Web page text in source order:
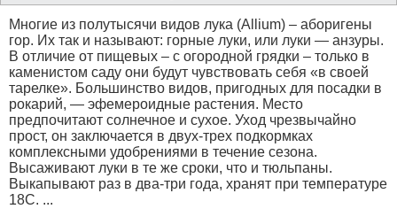
Многие из полутысячи видов лука (Allium) – аборигены
гор. Их так и называют: горные луки, или луки — анзуры.
В отличие от пищевых – с огородной грядки – только в
каменистом саду они будут чувствовать себя «в своей
тарелке». Большинство видов, пригодных для посадки в
рокарий, — эфемероидные растения. Место
предпочитают солнечное и сухое. Уход чрезвычайно
прост, он заключается в двух-трех подкормках
комплексными удобрениями в течение сезона.
Высаживают луки в те же сроки, что и тюльпаны.
Выкапывают раз в два-три года, хранят при температуре
18С. ...